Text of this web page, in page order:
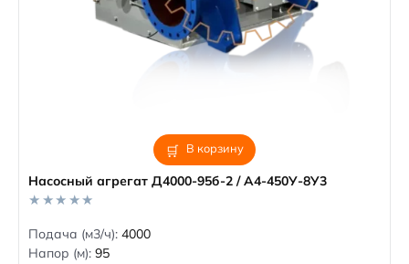
В корзину
Насосный агрегат Д4000-95б-2 / А4-450У-8У3
0
o
u
Подача (м3/ч): 4000
Напор (м): 95